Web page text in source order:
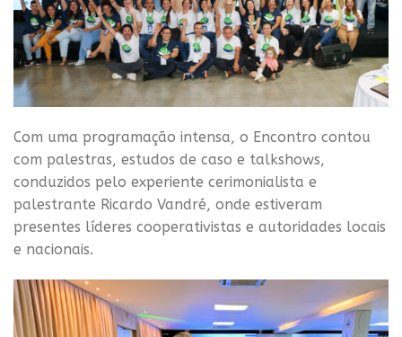
Com uma programação intensa, o Encontro contou
com palestras, estudos de caso e talkshows,
conduzidos pelo experiente cerimonialista e
palestrante Ricardo Vandré, onde estiveram
presentes líderes cooperativistas e autoridades locais
e nacionais.